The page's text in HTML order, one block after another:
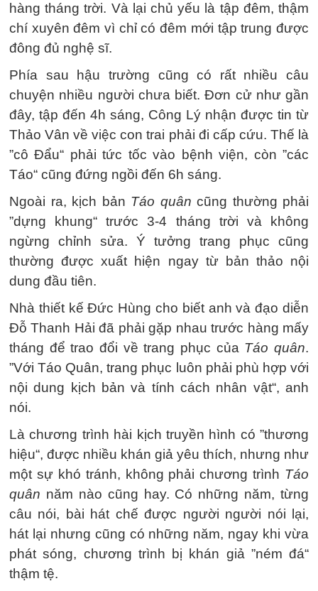
hàng tháng trời. Và lại chủ yếu là tập đêm, thậm
chí xuyên đêm vì chỉ có đêm mới tập trung được
đông đủ nghệ sĩ.
Phía sau hậu trường cũng có rất nhiều câu
chuyện nhiều người chưa biết. Đơn cử như gần
đây, tập đến 4h sáng, Công Lý nhận được tin từ
Thảo Vân về việc con trai phải đi cấp cứu. Thế là
”cô Đẩu“ phải tức tốc vào bệnh viện, còn ”các
Táo“ cũng đứng ngồi đến 6h sáng.
Ngoài ra, kịch bản Táo quân cũng thường phải
”dựng khung“ trước 3-4 tháng trời và không
ngừng chỉnh sửa. Ý tưởng trang phục cũng
thường được xuất hiện ngay từ bản thảo nội
dung đầu tiên.
Nhà thiết kế Đức Hùng cho biết anh và đạo diễn
Đỗ Thanh Hải đã phải gặp nhau trước hàng mấy
tháng để trao đổi về trang phục của Táo quân.
”Với Táo Quân, trang phục luôn phải phù hợp với
nội dung kịch bản và tính cách nhân vật“, anh
nói.
Là chương trình hài kịch truyền hình có ”thương
hiệu“, được nhiều khán giả yêu thích, nhưng như
một sự khó tránh, không phải chương trình Táo
quân năm nào cũng hay. Có những năm, từng
câu nói, bài hát chế được người người nói lại,
hát lại nhưng cũng có những năm, ngay khi vừa
phát sóng, chương trình bị khán giả ”ném đá“
thậm tệ.